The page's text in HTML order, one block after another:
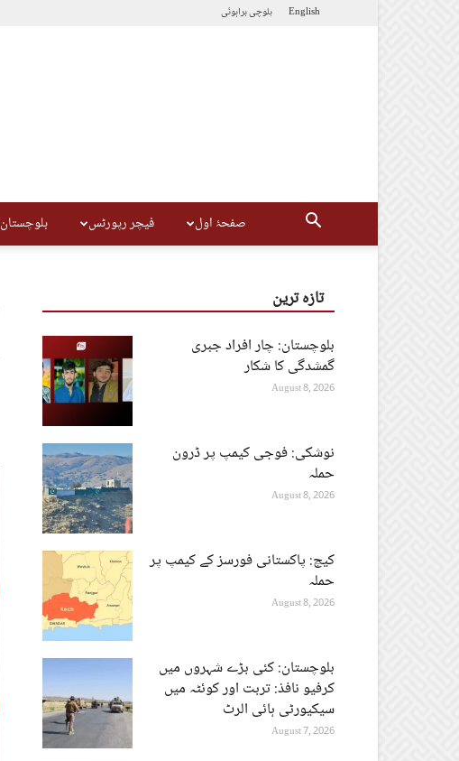
English بلوچیبراہوئی
صفحۂ اول فیچر رپورٹس بلوچستان
تازہ ترین
بلوچستان: چار افراد جبری
گمشدگی کا شکار
August 8, 2026
نوشکی: فوجی کیمپ پر ڈرون
حملہ
August 8, 2026
کیچ: پاکستانی فورسز کے کیمپ پر
حملہ
August 8, 2026
بلوچستان: کئی بڑے شہروں میں
کرفیو نافذ: تربت اور کوئٹہ میں
سیکیورٹی ہائی الرٹ
August 7, 2026